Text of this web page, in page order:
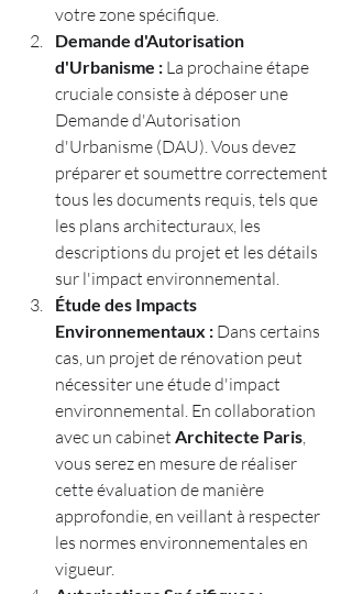
votre zone spécifique.
Demande d'Autorisation
d'Urbanisme : La prochaine étape
cruciale consiste à déposer une
Demande d'Autorisation
d'Urbanisme (DAU). Vous devez
préparer et soumettre correctement
tous les documents requis, tels que
les plans architecturaux, les
descriptions du projet et les détails
sur l'impact environnemental.
Étude des Impacts
Environnementaux : Dans certains
cas, un projet de rénovation peut
nécessiter une étude d'impact
environnemental. En collaboration
avec un cabinet Architecte Paris,
vous serez en mesure de réaliser
cette évaluation de manière
approfondie, en veillant à respecter
les normes environnementales en
vigueur.